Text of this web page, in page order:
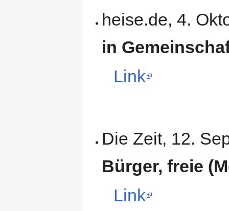
heise.de, 4.
in
Link
Die Zeit, 12.
Bürger, freie
Link